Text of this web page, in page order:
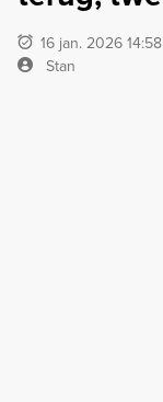
16 jan. 2026 14:58
Stan